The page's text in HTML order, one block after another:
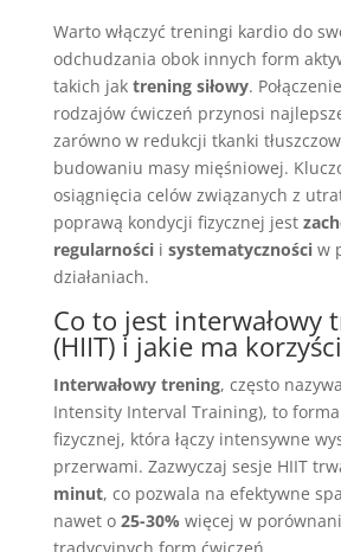
Warto włączyć treningi kardio do
odchudzania obok innych form
takich jak trening siłowy.
rodzajów ćwiczeń przynosi
zarówno w redukcji tkanki
budowaniu masy mięśniowej.
osiągnięcia celów związanych z
poprawą kondycji fizycznej jest
regularnościi systematycznościw
działaniach.
Co to jest interwałowy
(HIIT) i jakie ma
Interwałowy trening, często
Intensity Interval Training), to
fizycznej, która łączy intensywne
przerwami. Zazwyczaj sesje HIIT
minut, co pozwala na efektywne
nawet o 25-30% więcej w